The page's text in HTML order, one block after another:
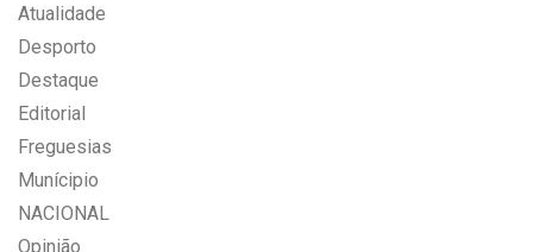
Atualidade
Desporto
Destaque
Editorial
Freguesias
Munícipio
NACIONAL
Opinião